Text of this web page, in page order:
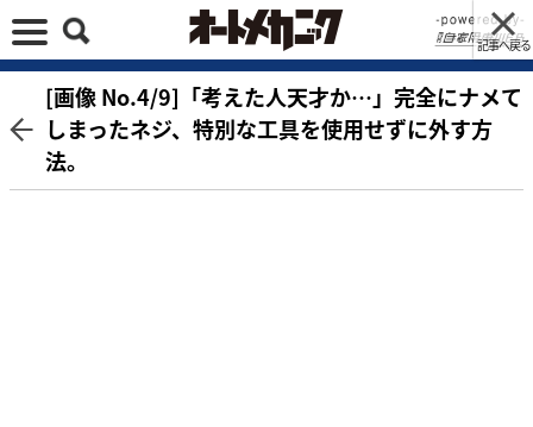
記事へ戻る
[画像 No.4/9]「考えた人天才か…」完全にナメて
しまったネジ、特別な工具を使用せずに外す方
法。